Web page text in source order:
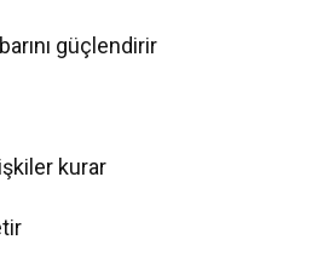
güçlendirir
kurar